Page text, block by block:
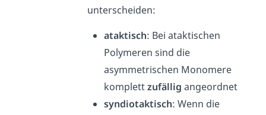
unterscheiden:
ataktisch: Bei ataktischen
Polymeren sind die
asymmetrischen Monomere
komplettzufällig angeordnet
syndiotaktisch: Wenn die